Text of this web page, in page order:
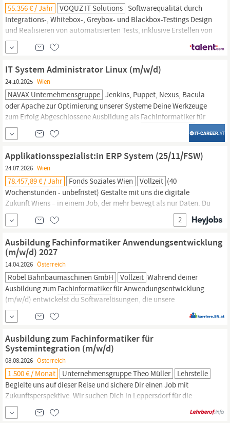
55.356 € / Jahr VOQUZ IT Solutions Softwarequalität durch
Integrations-, Whitebox-, Greybox- und Blackbox-Testings Design
und Realisieren von automatisierten Tests, inklusive Erstellen von
Dokumentationen (SW & Test) Erstellen von technischen
Dokumentationen für die Entwicklungs- und Testaufgaben
Fachinformatiker-Ausbildung,
Studium der Informatik oder...
IT System Administrator Linux (m/w/d)
24.10.2025 Wien
NAVAX Unternehmensgruppe Jenkins, Puppet, Nexus, Bacula
oder Apache zur Optimierung unserer Systeme Deine Werkzeuge
zum Erfolg Abgeschlossene Ausbildung als Fachinformatikerfür
Anwendungsentwicklung oder Systemintegration, IT-Studium
oder vergleichbare Qualifikation Mehrere Jahre Berufserfahrung
als Linux-Administrator, idealerweise mit Red Hat Enterprise-
Produkten
Applikationsspezialist:in ERP System (25/11/FSW)
24.07.2026 Wien
78.457,89 € / Jahr Fonds Soziales Wien Vollzeit (40
Wochenstunden - unbefristet) Gestalte mit uns die digitale
Zukunft Wiens – in einem Job, der mehr bewegt als nur Daten. Du
willst mit deiner Expertise im ERP-Bereich nicht nur Systeme
verbessern, sondern echten Mehrwert schaffen? Dann bist du bei
Fonds Soziales Wien wirst du Teil eines engagierten...
2
Ausbildung Fachinformatiker Anwendungsentwicklung
(m/w/d) 2027
14.04.2026 Österreich
Robel Bahnbaumaschinen GmbH Vollzeit Während deiner
Ausbildung zum Fachinformatikerfür Anwendungsentwicklung
(m/w/d) entwickelst du Softwarelösungen, die unsere
Unternehmensprozesse einfacher, schneller und effizienter
machen. Zu deinen Aufgaben gehören: Analyse und Optimierung
Programmierung individueller
Ausbildung zum Fachinformatiker für
Systemintegration (m/w/d)
08.08.2026 Österreich
1.500 € / Monat Unternehmensgruppe Theo Müller
Lehrstelle
Begleite uns auf dieser Reise und sichere Dir einen Job mit
Zukunftsperspektive. Wir suchen Dich in Leppersdorf für die
Ausbildung zum
Deine Rolle AlsFachinformatiker
für Systemintegration (m/w/d)